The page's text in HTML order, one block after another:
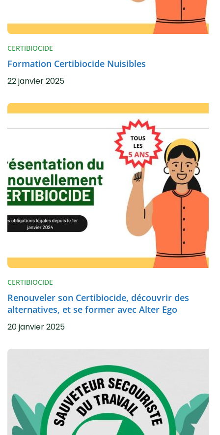
CERTIBIOCIDE
Formation Certibiocide Nuisibles
22 janvier 2025
CERTIBIOCIDE
Renouveler son Certibiocide, découvrir des
alternatives, et se former avec Alter Ego
20 janvier 2025